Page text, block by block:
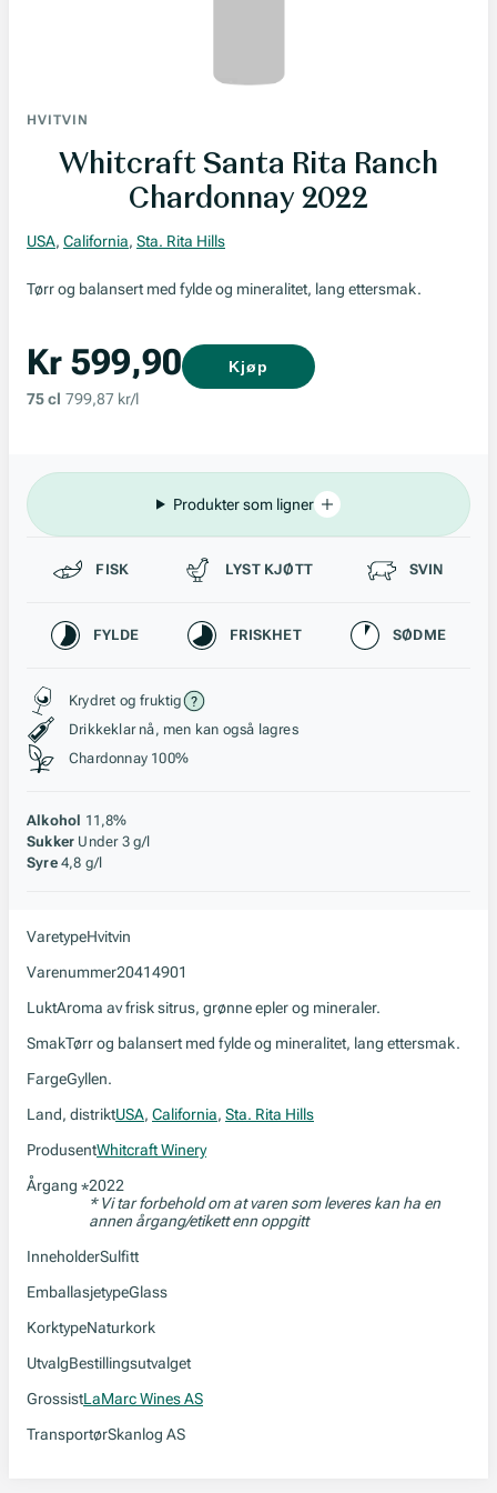
HVITVIN
Whitcraft Santa Rita Ranch
Chardonnay 2022
USA, California, Sta. Rita Hills
Tørr og balansert med fylde og mineralitet, lang ettersmak.
Kr 599,90
75 cl 799,87 kr/l
Kjøp
Produkter som ligner
Passer til
FISK LYST KJØTT SVIN
Karakteristikk
FYLDE FRISKHET SØDME
Stil, lagring og råstoff
Krydret og fruktig
Drikkeklar nå, men kan også lagres
Chardonnay 100%
Alkohol 11,8%
Sukker Under 3 g/l
Syre 4,8 g/l
VaretypeHvitvin
Varenummer20414901
LuktAroma av frisk sitrus, grønne epler og mineraler.
SmakTørr og balansert med fylde og mineralitet, lang ettersmak.
FargeGyllen.
Land, distriktUSA, California, Sta. Rita Hills
ProdusentWhitcraft Winery
Årgang *2022
* Vi tar forbehold om at varen som leveres kan ha en
annen årgang/etikett enn oppgitt
InneholderSulfitt
EmballasjetypeGlass
KorktypeNaturkork
UtvalgBestillingsutvalget
GrossistLaMarc Wines AS
TransportørSkanlog AS